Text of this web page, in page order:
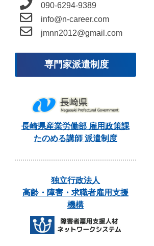
090-6294-9389
info@n-career.com
jmnn2012@gmail.com
専門家派遣制度
長崎県産業労働部 雇用政策課
たのめる講師 派遣制度
独立行政法人
高齢・障害・求職者雇用支援
機構